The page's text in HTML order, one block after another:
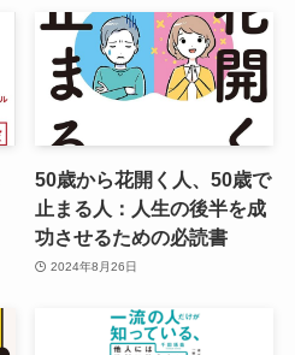
50歳から花開く人、50歳で
止まる人：人生の後半を成
功させるための必読書
2024年8月26日